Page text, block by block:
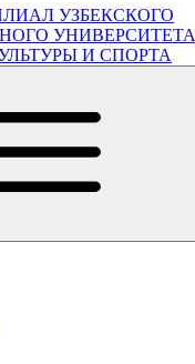
УЗБЕКСКОГО
УНИВЕРСИТЕТА
И СПОРТА